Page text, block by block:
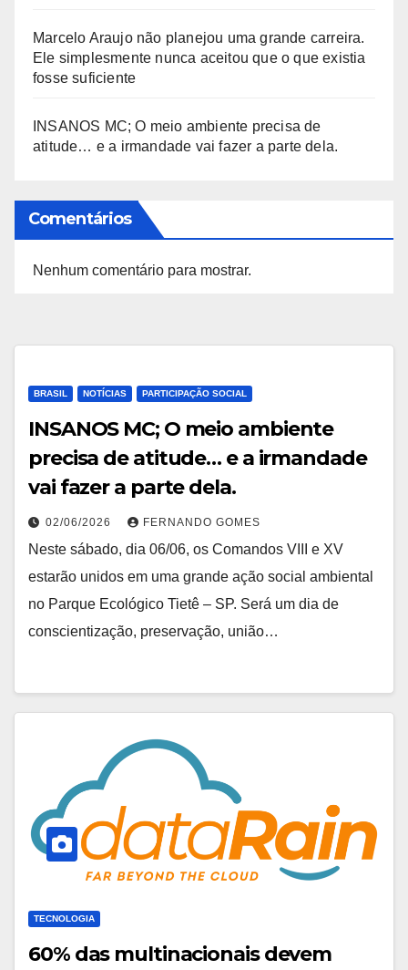
Marcelo Araujo não planejou uma grande carreira.
Ele simplesmente nunca aceitou que o que existia
fosse suficiente
INSANOS MC; O meio ambiente precisa de
atitude… e a irmandade vai fazer a parte dela.
Comentários
Nenhum comentário para mostrar.
BRASIL NOTÍCIAS PARTICIPAÇÃO SOCIAL
INSANOS MC; O meio ambiente
precisa de atitude… e a irmandade
vai fazer a parte dela.
02/06/2026 FERNANDO GOMES
Neste sábado, dia 06/06, os Comandos VIII e XV
estarão unidos em uma grande ação social ambiental
no Parque Ecológico Tietê – SP. Será um dia de
conscientização, preservação, união…
TECNOLOGIA
60% das multinacionais devem